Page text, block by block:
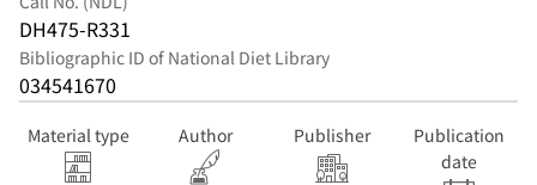
DH475-R331
Bibliographic ID of National Diet Library
034541670
Material type Author Publisher
Publication
date